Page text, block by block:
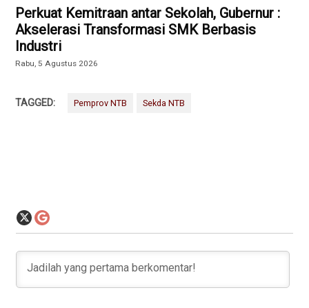
Perkuat Kemitraan antar Sekolah, Gubernur :
Akselerasi Transformasi SMK Berbasis
Industri
Rabu, 5 Agustus 2026
TAGGED: Pemprov NTB Sekda NTB